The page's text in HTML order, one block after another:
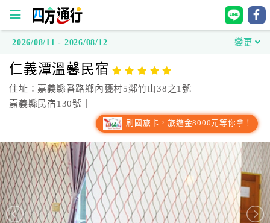
方
通
行
台
灣
訂
房
2026/08/11 - 2026/08/12 變更
仁義潭溫馨民宿
住址：嘉義縣番路鄉內甕村5鄰竹山38之1號
嘉義縣民宿130號｜
刷國旅卡，旅遊金8000元等你拿！